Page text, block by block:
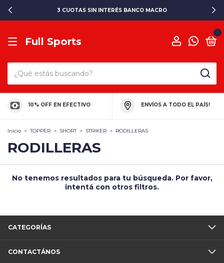
3 CUOTAS SIN INTERÉS BANCO MACRO
Full Sports
10% OFF EN EFECTIVO ENVÍOS A TODO EL PAÍS!
Inicio > TOPPER > SHORT > STRIKER > RODILLERAS
RODILLERAS
No tenemos resultados para tu búsqueda. Por favor,
intentá con otros filtros.
CATEGORÍAS
CONTACTÁNOS